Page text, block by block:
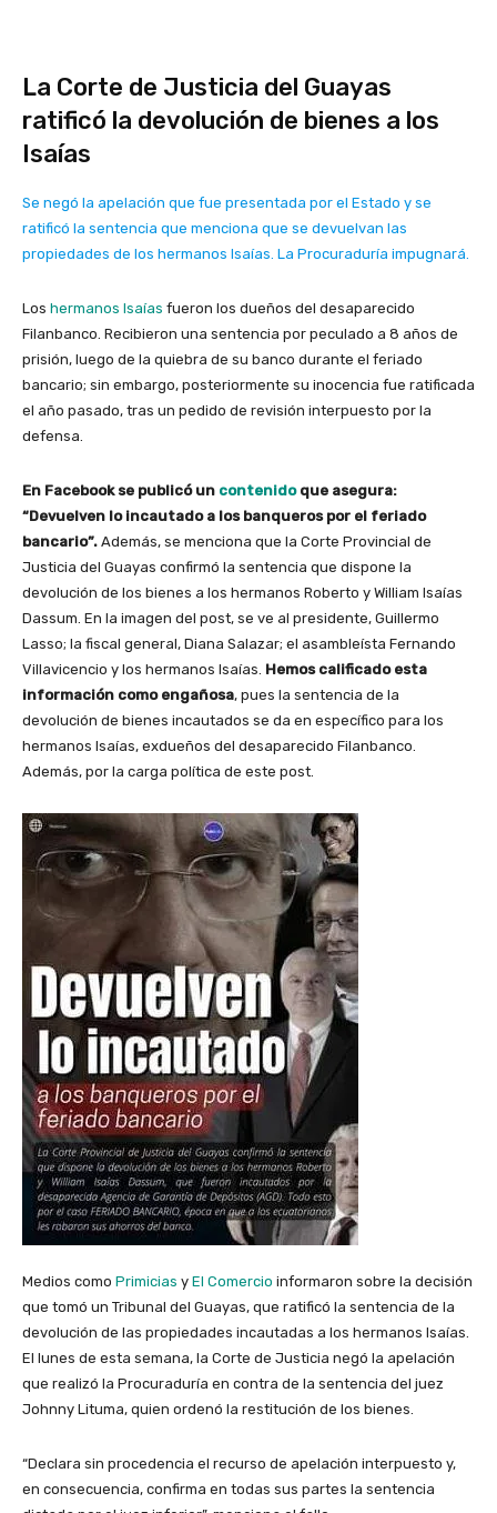
La Corte de Justicia del Guayas
ratificó la devolución de bienes a los
Isaías
Se negó la apelación que fue presentada por el Estado y se
ratificó la sentencia que menciona que se devuelvan las
propiedades de los hermanos Isaías. La Procuraduría impugnará.
Los hermanos Isaías fueron los dueños del desaparecido
Filanbanco. Recibieron una sentencia por peculado a 8 años de
prisión, luego de la quiebra de su banco durante el feriado
bancario; sin embargo, posteriormente su inocencia fue ratificada
el año pasado, tras un pedido de revisión interpuesto por la
defensa.
En Facebook se publicó un contenidoque asegura:
“Devuelven lo incautado a los banqueros por el feriado
bancario”. Además, se menciona que la Corte Provincial de
Justicia del Guayas confirmó la sentencia que dispone la
devolución de los bienes a los hermanos Roberto y William Isaías
Dassum. En la imagen del post, se ve al presidente, Guillermo
Lasso; la fiscal general, Diana Salazar; el asambleísta Fernando
Villavicencio y los hermanos Isaías. Hemos calificado esta
información como engañosa, pues la sentencia de la
devolución de bienes incautados se da en específico para los
hermanos Isaías, exdueños del desaparecido Filanbanco.
Además, por la carga política de este post.
Medios como Primicias y El Comercio informaron sobre la decisión
que tomó un Tribunal del Guayas, que ratificó la sentencia de la
devolución de las propiedades incautadas a los hermanos Isaías.
El lunes de esta semana, la Corte de Justicia negó la apelación
que realizó la Procuraduría en contra de la sentencia del juez
Johnny Lituma, quien ordenó la restitución de los bienes.
“Declara sin procedencia el recurso de apelación interpuesto y,
en consecuencia, confirma en todas sus partes la sentencia